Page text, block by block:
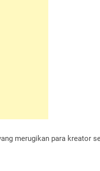
merugikan para kreator